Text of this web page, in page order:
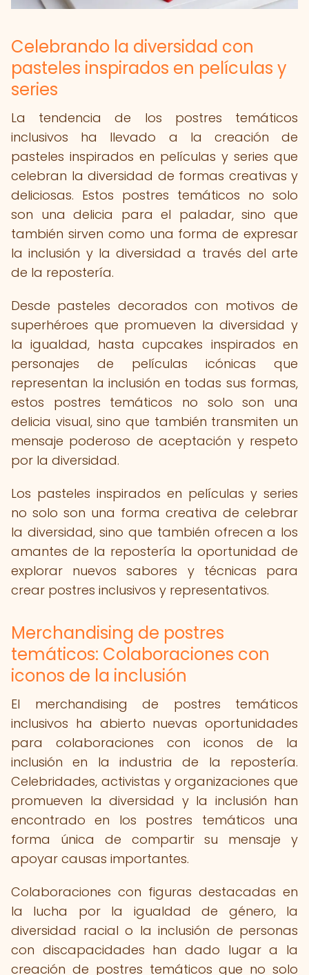
Celebrando la diversidad con
pasteles inspirados en películas y
series
La tendencia de los postres temáticos
inclusivos ha llevado a la creación de
pasteles inspirados en películas y series que
celebran la diversidad de formas creativas y
deliciosas. Estos postres temáticos no solo
son una delicia para el paladar, sino que
también sirven como una forma de expresar
la inclusión y la diversidad a través del arte
de la repostería.
Desde pasteles decorados con motivos de
superhéroes que promueven la diversidad y
la igualdad, hasta cupcakes inspirados en
personajes de películas icónicas que
representan la inclusión en todas sus formas,
estos postres temáticos no solo son una
delicia visual, sino que también transmiten un
mensaje poderoso de aceptación y respeto
por la diversidad.
Los pasteles inspirados en películas y series
no solo son una forma creativa de celebrar
la diversidad, sino que también ofrecen a los
amantes de la repostería la oportunidad de
explorar nuevos sabores y técnicas para
crear postres inclusivos y representativos.
Merchandising de postres
temáticos: Colaboraciones con
iconos de la inclusión
El merchandising de postres temáticos
inclusivos ha abierto nuevas oportunidades
para colaboraciones con iconos de la
inclusión en la industria de la repostería.
Celebridades, activistas y organizaciones que
promueven la diversidad y la inclusión han
encontrado en los postres temáticos una
forma única de compartir su mensaje y
apoyar causas importantes.
Colaboraciones con figuras destacadas en
la lucha por la igualdad de género, la
diversidad racial o la inclusión de personas
con discapacidades han dado lugar a la
creación de postres temáticos que no solo